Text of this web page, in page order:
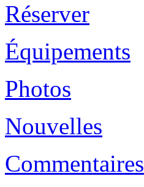
Réserver
Équipements
Photos
Nouvelles
Commentaires